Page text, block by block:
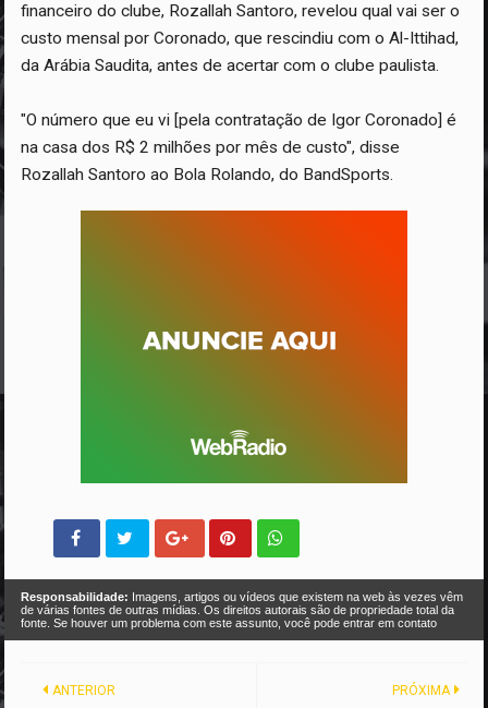
financeiro do clube, Rozallah Santoro, revelou qual vai ser o
custo mensal por Coronado, que rescindiu com o Al-Ittihad,
da Arábia Saudita, antes de acertar com o clube paulista.
"O número que eu vi [pela contratação de Igor Coronado] é
na casa dos R$ 2 milhões por mês de custo", disse
Rozallah Santoro ao Bola Rolando, do BandSports.
Responsabilidade: Imagens, artigos ou vídeos que existem na web às vezes vêm
de várias fontes de outras mídias. Os direitos autorais são de propriedade total da
fonte. Se houver um problema com este assunto, você pode entrar em contato
PRÓXIMA
ANTERIOR